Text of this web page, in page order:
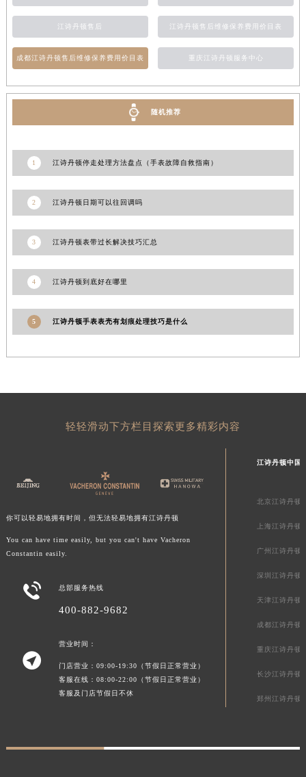
江诗丹顿售后 江诗丹顿售后维修保养费用价目表
成都江诗丹顿售后维修保养费用价目表 重庆江诗丹顿服务中心
随机推荐
1 江诗丹顿停走处理方法盘点（手表故障自救指南）
2 江诗丹顿日期可以往回调吗
3 江诗丹顿表带过长解决技巧汇总
4 江诗丹顿到底好在哪里
5 江诗丹顿手表表壳有划痕处理技巧是什么
轻轻滑动下方栏目探索更多精彩内容
你可以轻易地拥有时间，但无法轻易地拥有江诗丹顿
You can have time easily, but you can't have Vacheron
Constantin easily.
 总部服务热线
400-882-9682

营业时间：
门店营业：09:00-19:30（节假日正常营业）
客服在线：08:00-22:00（节假日正常营业）
客服及门店节假日不休
江诗丹顿中国
北京江诗丹顿
上海江诗丹顿
广州江诗丹顿
深圳江诗丹顿
天津江诗丹顿
成都江诗丹顿
重庆江诗丹顿
长沙江诗丹顿
郑州江诗丹顿